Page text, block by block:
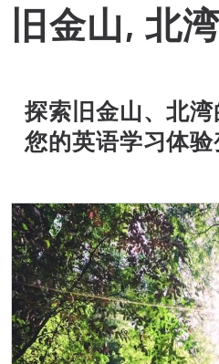
旧金山, 北湾
探索旧金山、北
您的英语学习体验